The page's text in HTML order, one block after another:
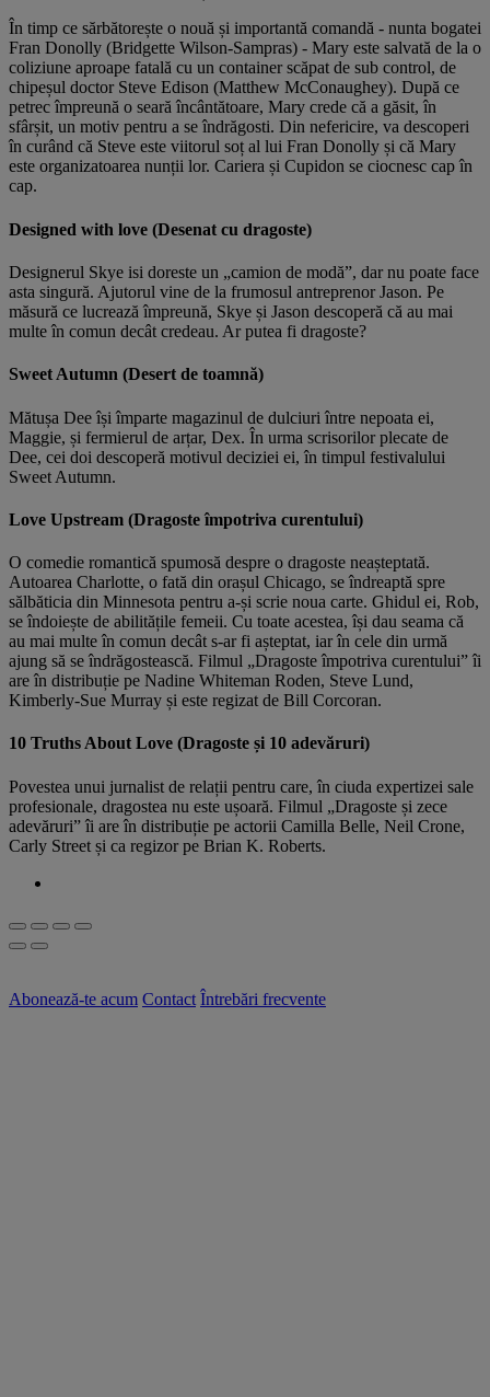
În timp ce sărbătorește o nouă și importantă comandă - nunta bogatei
Fran Donolly (Bridgette Wilson-Sampras) - Mary este salvată de la o
coliziune aproape fatală cu un container scăpat de sub control, de
chipeșul doctor Steve Edison (Matthew McConaughey). După ce
petrec împreună o seară încântătoare, Mary crede că a găsit, în
sfârșit, un motiv pentru a se îndrăgosti. Din nefericire, va descoperi
în curând că Steve este viitorul soț al lui Fran Donolly și că Mary
este organizatoarea nunții lor. Cariera și Cupidon se ciocnesc cap în
cap.
Designed with love (Desenat cu dragoste)
Designerul Skye isi doreste un „camion de modă”, dar nu poate face
asta singură. Ajutorul vine de la frumosul antreprenor Jason. Pe
măsură ce lucrează împreună, Skye și Jason descoperă că au mai
multe în comun decât credeau. Ar putea fi dragoste?
Sweet Autumn (Desert de toamnă)
Mătușa Dee își împarte magazinul de dulciuri între nepoata ei,
Maggie, și fermierul de arțar, Dex. În urma scrisorilor plecate de
Dee, cei doi descoperă motivul deciziei ei, în timpul festivalului
Sweet Autumn.
Love Upstream (Dragoste împotriva curentului)
O comedie romantică spumosă despre o dragoste neașteptată.
Autoarea Charlotte, o fată din orașul Chicago, se îndreaptă spre
sălbăticia din Minnesota pentru a-și scrie noua carte. Ghidul ei, Rob,
se îndoiește de abilitățile femeii. Cu toate acestea, își dau seama că
au mai multe în comun decât s-ar fi așteptat, iar în cele din urmă
ajung să se îndrăgostească. Filmul „Dragoste împotriva curentului” îi
are în distribuție pe Nadine Whiteman Roden, Steve Lund,
Kimberly-Sue Murray și este regizat de Bill Corcoran.
10 Truths About Love (Dragoste și 10 adevăruri)
Povestea unui jurnalist de relații pentru care, în ciuda expertizei sale
profesionale, dragostea nu este ușoară. Filmul „Dragoste și zece
adevăruri” îi are în distribuție pe actorii Camilla Belle, Neil Crone,
Carly Street și ca regizor pe Brian K. Roberts.
Abonează-te acum Contact Întrebări frecvente